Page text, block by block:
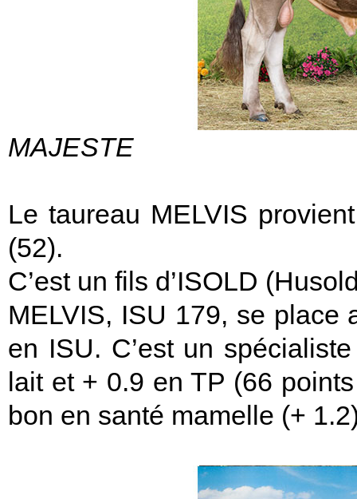
MAJESTE
Le taureau MELVIS
(52).
C’est un fils d’ISOLD
MELVIS, ISU 179, se place
en ISU. C’est un
lait et + 0.9 en TP (66
bon en santé mamelle (+